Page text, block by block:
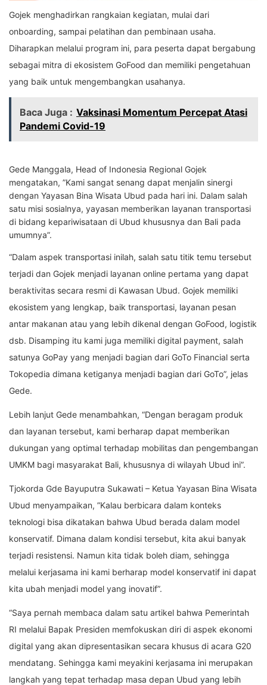
Gojek menghadirkan rangkaian kegiatan, mulai dari
onboarding, sampai pelatihan dan pembinaan usaha.
Diharapkan melalui program ini, para peserta dapat bergabung
sebagai mitra di ekosistem GoFood dan memiliki pengetahuan
yang baik untuk mengembangkan usahanya.
Baca Juga : Vaksinasi Momentum Percepat Atasi
Pandemi Covid-19
Gede Manggala, Head of Indonesia Regional Gojek
mengatakan, ”Kami sangat senang dapat menjalin sinergi
dengan Yayasan Bina Wisata Ubud pada hari ini. Dalam salah
satu misi sosialnya, yayasan memberikan layanan transportasi
di bidang kepariwisataan di Ubud khususnya dan Bali pada
umumnya”.
“Dalam aspek transportasi inilah, salah satu titik temu tersebut
terjadi dan Gojek menjadi layanan online pertama yang dapat
beraktivitas secara resmi di Kawasan Ubud. Gojek memiliki
ekosistem yang lengkap, baik transportasi, layanan pesan
antar makanan atau yang lebih dikenal dengan GoFood, logistik
dsb. Disamping itu kami juga memiliki digital payment, salah
satunya GoPay yang menjadi bagian dari GoTo Financial serta
Tokopedia dimana ketiganya menjadi bagian dari GoTo”, jelas
Gede.
Lebih lanjut Gede menambahkan, “Dengan beragam produk
dan layanan tersebut, kami berharap dapat memberikan
dukungan yang optimal terhadap mobilitas dan pengembangan
UMKM bagi masyarakat Bali, khususnya di wilayah Ubud ini”.
Tjokorda Gde Bayuputra Sukawati – Ketua Yayasan Bina Wisata
Ubud menyampaikan, ”Kalau berbicara dalam konteks
teknologi bisa dikatakan bahwa Ubud berada dalam model
konservatif. Dimana dalam kondisi tersebut, kita akui banyak
terjadi resistensi. Namun kita tidak boleh diam, sehingga
melalui kerjasama ini kami berharap model konservatif ini dapat
kita ubah menjadi model yang inovatif”.
“Saya pernah membaca dalam satu artikel bahwa Pemerintah
RI melalui Bapak Presiden memfokuskan diri di aspek ekonomi
digital yang akan dipresentasikan secara khusus di acara G20
mendatang. Sehingga kami meyakini kerjasama ini merupakan
langkah yang tepat terhadap masa depan Ubud yang lebih